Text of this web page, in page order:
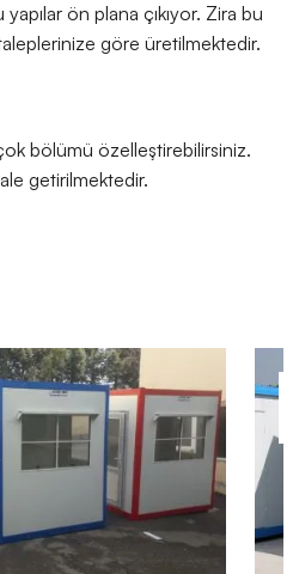
ön plana çıkıyor. Zira bu
göre üretilmektedir.
bölümü özelleştirebilirsiniz.
getirilmektedir.